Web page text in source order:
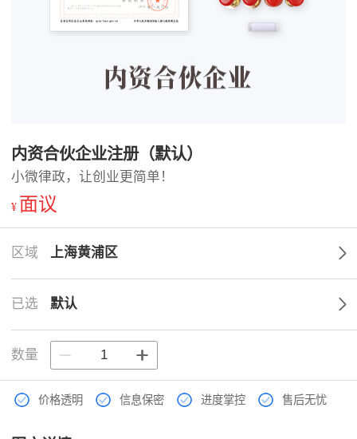
内资合伙企业注册（默认）
小微律政，让创业更简单！
¥ 面议
区域 上海黄浦区
已选 默认
数量
价格透明 信息保密 进度掌控 售后无忧